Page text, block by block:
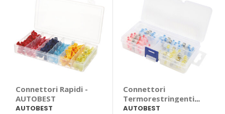
Connettori Rapidi -
AUTOBEST
AUTOBEST
Connettori
Termorestringenti -
AUTOBEST
AUTOBEST